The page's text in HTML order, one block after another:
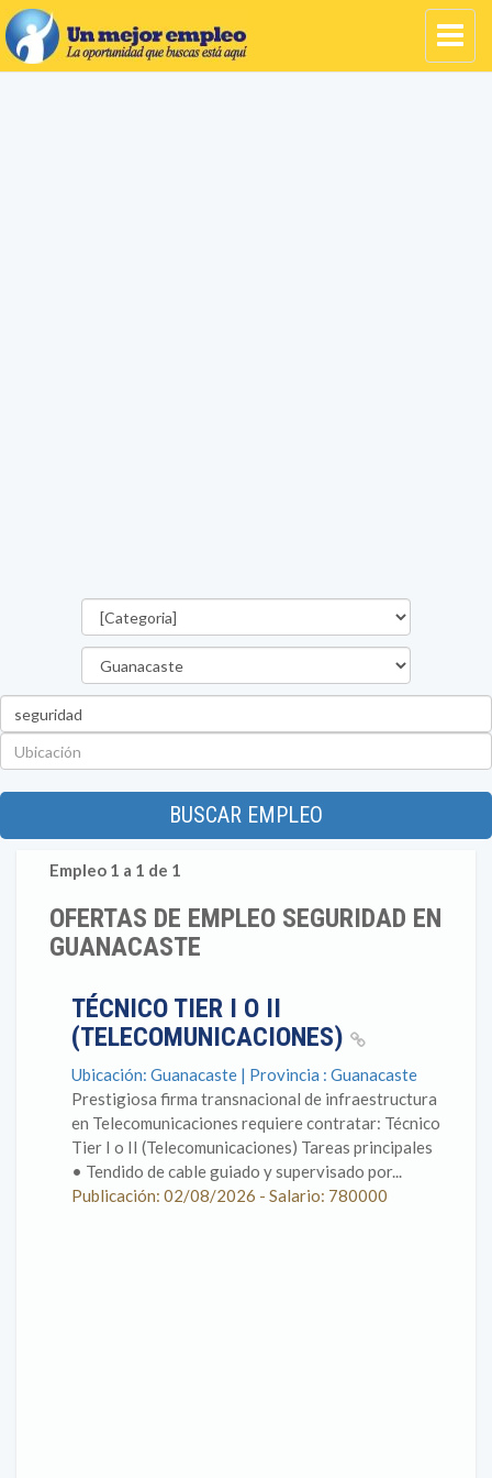
BUSCAR EMPLEO
Empleo 1 a 1 de 1
OFERTAS DE EMPLEO SEGURIDAD EN
GUANACASTE
TÉCNICO TIER I O II
(TELECOMUNICACIONES)
Ubicación: Guanacaste | Provincia : Guanacaste
Prestigiosa firma transnacional de infraestructura
en Telecomunicaciones requiere contratar: Técnico
Tier I o II (Telecomunicaciones) Tareas principales
• Tendido de cable guiado y supervisado por...
Publicación: 02/08/2026 - Salario: 780000